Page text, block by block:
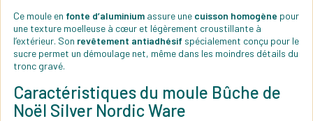
Ce moule en fonte d’aluminium assure une cuisson homogène pour
une texture moelleuse à cœur et légèrement croustillante à
l’extérieur. Son revêtement antiadhésif spécialement conçu pour le
sucre permet un démoulage net, même dans les moindres détails du
tronc gravé.
Caractéristiques du moule Bûche de
Noël Silver Nordic Ware